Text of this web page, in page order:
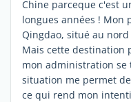
Chine parceque c'est
longues années ! Mon
Qingdao, situé au
Mais cette destination
mon administration se
situation me permet
ce qui rend mon